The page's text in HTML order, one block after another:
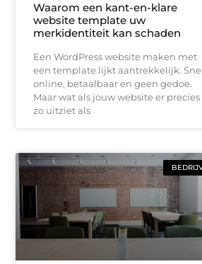
Waarom een kant-en-klare
website template uw
merkidentiteit kan schaden
Een WordPress website maken met
een template lijkt aantrekkelijk.
online, betaalbaar en geen gedoe.
Maar wat als jouw website er precies
zo uitziet als